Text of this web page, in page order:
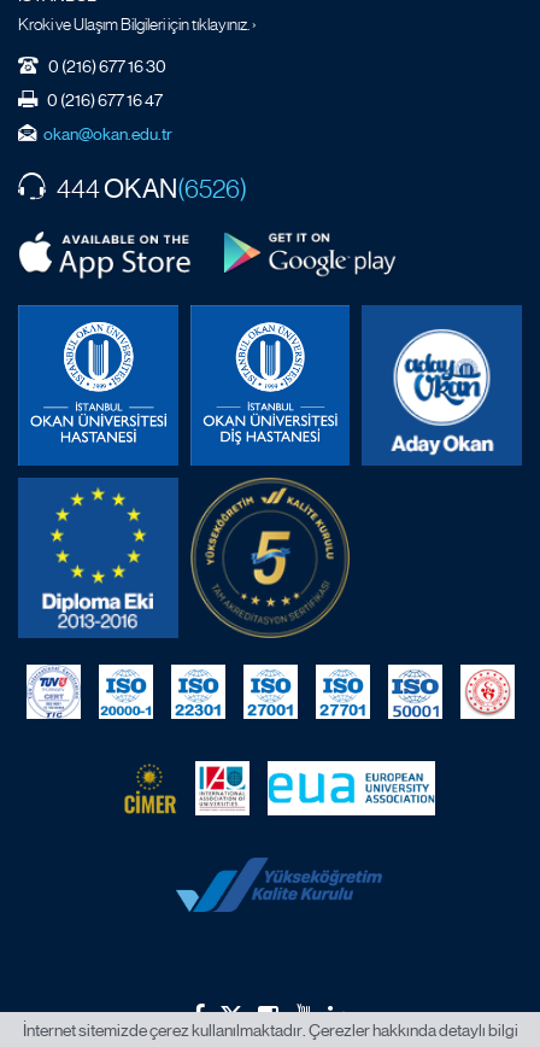
Kroki ve Ulaşım Bilgileri için tıklayınız. ›
0 (216) 677 16 30
0 (216) 677 16 47
okan@okan.edu.tr
444OKAN(6526)
İnternet sitemizde çerez kullanılmaktadır. Çerezler hakkında detaylı bilgi